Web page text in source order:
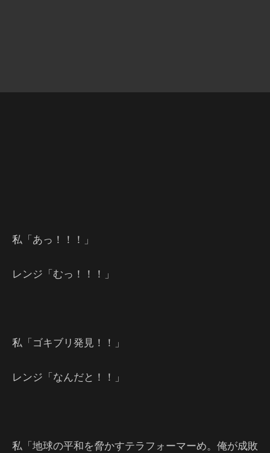
私「あっ！！！」
レンジ「むっ！！！」
私「ゴキブリ発見！！」
レンジ「なんだと！！」
私「地球の平和を脅かすテラフォーマーめ。俺が成敗